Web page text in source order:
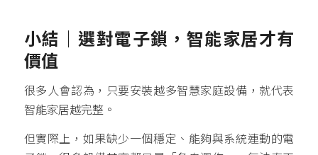
小結｜選對電子鎖，智能家居才有
價值
很多人會認為，只要安裝越多智慧家庭設備，就代表
智能家居越完整。
但實際上，如果缺少一個穩定、能夠與系統連動的電